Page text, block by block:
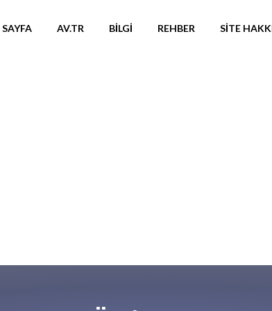
AV.TR BILGI REHBER SITE